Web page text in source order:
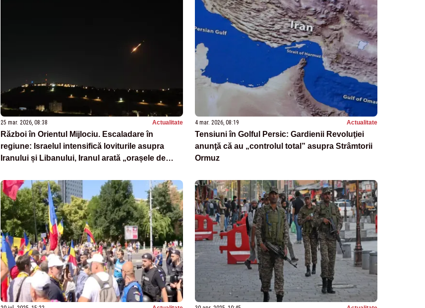
25 mar. 2026, 08:38 Actualitate
Război în Orientul Mijlociu. Escaladare în
regiune: Israelul intensifică loviturile asupra
Iranului și Libanului, Iranul arată „orașele de
4 mar. 2026, 08:19 Actualitate
Tensiuni în Golful Persic: Gardienii Revoluţiei
anunţă că au „controlul total” asupra Strâmtorii
Ormuz